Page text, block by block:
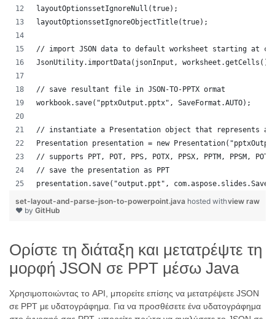
layoutOptionssetIgnoreNull(true);
layoutOptionssetIgnoreObjectTitle(true);
// import JSON data to default worksheet starting at
JsonUtility.importData(jsonInput,
// save resultant file in JSON-TO-PPTX ormat
workbook.save("pptxOutput.pptx", SaveFormat.AUTO);
// instantiate a Presentation object that represents a
Presentation presentation = new
// supports PPT, POT, PPS, POTX, PPSX, PPTM, PPSM,
// save the presentation as PPT
presentation.save("output.ppt",
view raw
set-layout-and-parse-json-to-powerpoint.java hosted with
❤ by GitHub
Ορίστε τη διάταξη και μετατρέψτε τη
μορφή JSON σε PPT μέσω Java
Χρησιμοποιώντας το API, μπορείτε επίσης να μετατρέψετε JSON
σε PPT με υδατογράφημα. Για να προσθέσετε ένα υδατογράφημα